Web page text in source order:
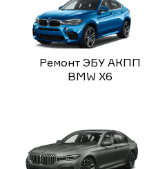
Ремонт ЭБУ АКПП
BMW X6